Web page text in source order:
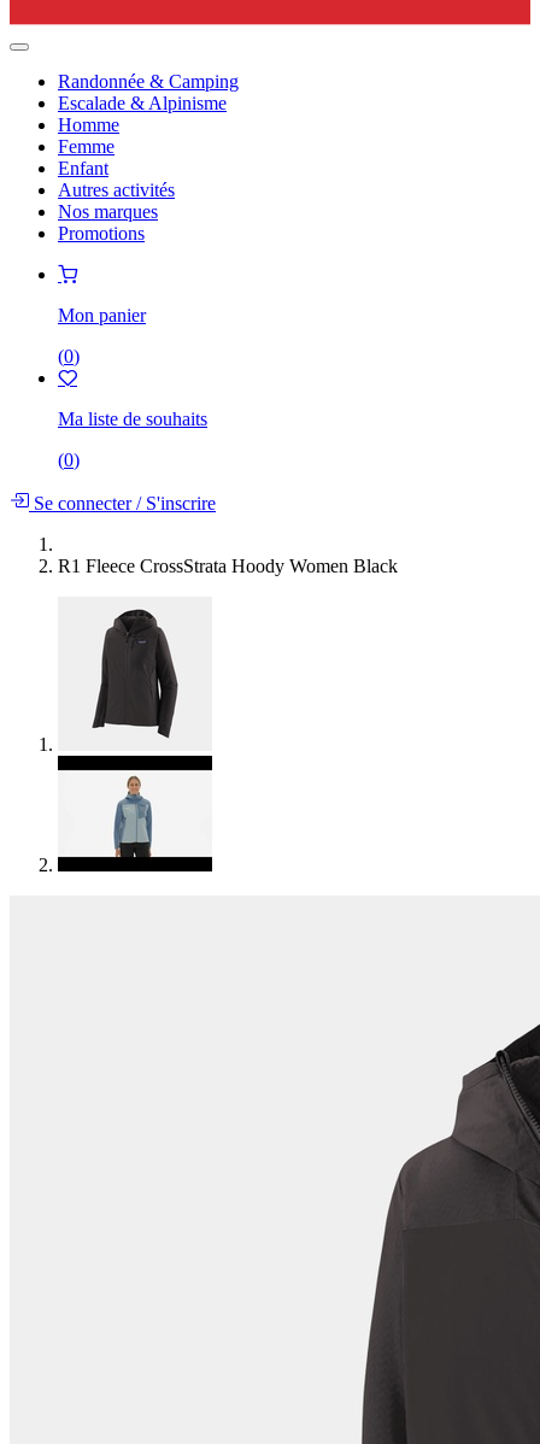
Randonnée & Camping
Escalade & Alpinisme
Homme
Femme
Enfant
Autres activités
Nos marques
Promotions
Mon panier
(0)
Ma liste de souhaits
(0)
Se connecter/S'inscrire
R1 Fleece CrossStrata Hoody Women Black